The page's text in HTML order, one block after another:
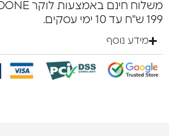
199 ש"ח עד 10 ימי עסקים.
מידע נוסף